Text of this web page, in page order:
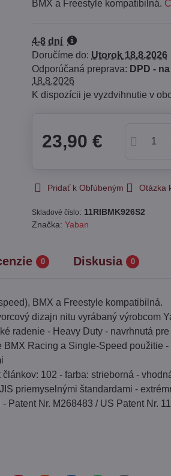
BMX a Freestyle kompatibilná.
4-8 dní
Doručíme do: Utorok 18.8.2026
DPD -
18.8.2026
23,90 €
Pridať k Obľúbeným Otázka
Skladové číslo: 11RIBMK926S2
Značka:Yaban
0 Diskusia 0
BMX a Freestyle kompatibilná.
dizajn nitu vyrábaný výrobcom
radenie - Heavy Duty - navrhnutá
Racing a Single-Speed použitie
102 - farba: strieborná -
priemyselnými štandardami -
Nr. M268483 / US Patent Nr.